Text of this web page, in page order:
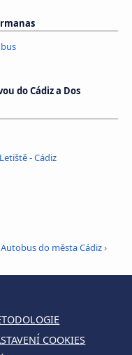
do Cádiz a Dos
- Cádiz
Autobus do města Cádiz›
COOKIES